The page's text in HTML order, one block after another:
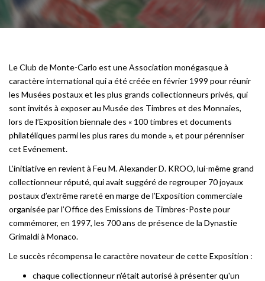
Le Club de Monte-Carlo est une Association monégasque à
caractère international qui a été créée en février 1999 pour réunir
les Musées postaux et les plus grands collectionneurs privés, qui
sont invités à exposer au Musée des Timbres et des Monnaies,
lors de l’Exposition biennale des « 100 timbres et documents
philatéliques parmi les plus rares du monde », et pour pérenniser
cet Evénement.
L’initiative en revient à Feu M. Alexander D. KROO, lui-même grand
collectionneur réputé, qui avait suggéré de regrouper 70 joyaux
postaux d’extrême rareté en marge de l’Exposition commerciale
organisée par l’Office des Emissions de Timbres-Poste pour
commémorer, en 1997, les 700 ans de présence de la Dynastie
Grimaldi à Monaco.
Le succès récompensa le caractère novateur de cette Exposition :
chaque collectionneur n'était autorisé à présenter qu'un